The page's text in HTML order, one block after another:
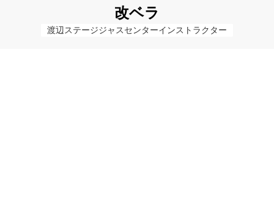
改ベラ
渡辺ステージジャスセンターインストラクター